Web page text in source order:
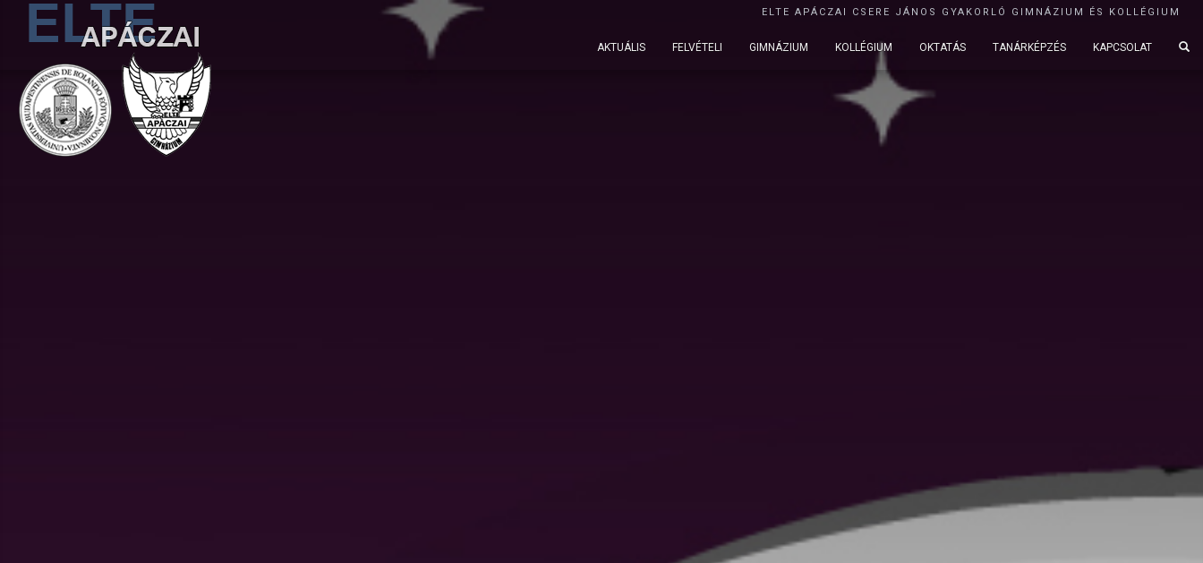
ELTE APÁCZAI CSERE JÁNOS GYAKORLÓ GIMNÁZIUM ÉS KOLLÉGIUM
AKTUÁLIS FELVÉTELI GIMNÁZIUM KOLLÉGIUM OKTATÁS TANÁRKÉPZÉS KAPCSOLAT